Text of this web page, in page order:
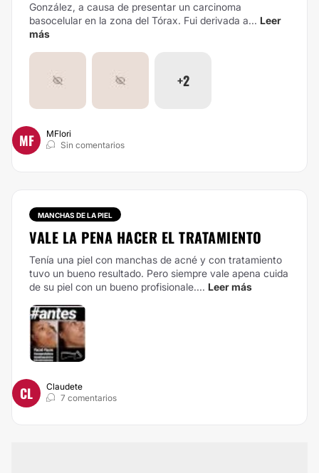
González, a causa de presentar un carcinoma
basocelular en la zona del Tórax. Fui derivada a... Leer
más
+2
MF
MFlori
Sin comentarios
MANCHAS DE LA PIEL
VALE LA PENA HACER EL TRATAMIENTO
Tenía una piel con manchas de acné y con tratamiento
tuvo un bueno resultado. Pero siempre vale apena cuida
de su piel con un bueno profisionale.... Leer más
CL
Claudete
7 comentarios